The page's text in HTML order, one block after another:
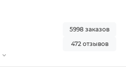
5998 заказов
472 отзывов